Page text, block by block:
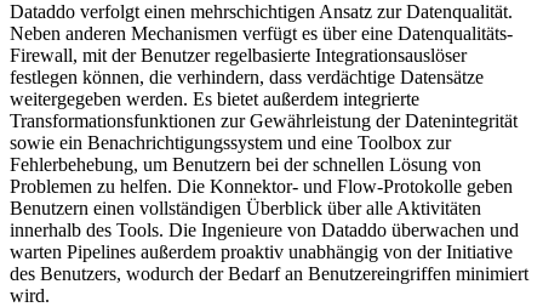
Dataddo verfolgt einen mehrschichtigen Ansatz zur Datenqualität.
Neben anderen Mechanismen verfügt es über eine Datenqualitäts-
Firewall, mit der Benutzer regelbasierte Integrationsauslöser
festlegen können, die verhindern, dass verdächtige Datensätze
weitergegeben werden. Es bietet außerdem integrierte
Transformationsfunktionen zur Gewährleistung der Datenintegrität
sowie ein Benachrichtigungssystem und eine Toolbox zur
Fehlerbehebung, um Benutzern bei der schnellen Lösung von
Problemen zu helfen. Die Konnektor- und Flow-Protokolle geben
Benutzern einen vollständigen Überblick über alle Aktivitäten
innerhalb des Tools. Die Ingenieure von Dataddo überwachen und
warten Pipelines außerdem proaktiv unabhängig von der Initiative
des Benutzers, wodurch der Bedarf an Benutzereingriffen minimiert
wird.